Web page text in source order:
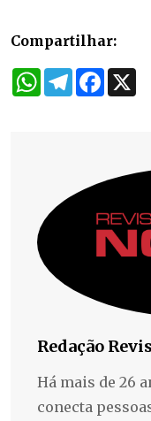
Compartilhar:
WhatsApp
Telegram
Redação
Há mais de 26
conecta